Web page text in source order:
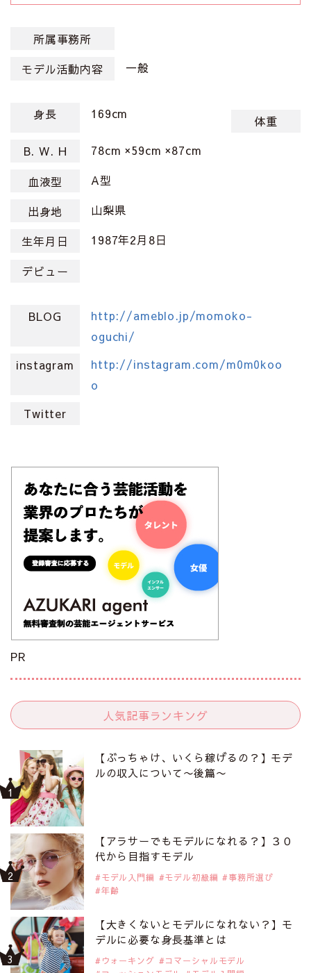
所属事務所
モデル活動内容
一般
身長 169cm
体重
B. W. H
78cm ×59cm ×87cm
血液型 A型
出身地 山梨県
生年月日 1987年2月8日
デビュー
BLOG
http://ameblo.jp/momoko-
oguchi/
instagram
http://instagram.com/m0m0koo
o
Twitter
PR
人気記事ランキング
【ぶっちゃけ、いくら稼げるの？】モデ
ルの収入について〜後篇〜
【アラサーでもモデルになれる？】３０
代から目指すモデル
モデル入門編 モデル初級編
事務所選び
年齢
【大きくないとモデルになれない？】モ
デルに必要な身長基準とは
ウォーキング
コマーシャルモデル